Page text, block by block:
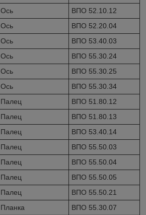
Ось
ВПО 52.10.12
Ось
ВПО 52.20.04
Ось
ВПО 53.40.03
Ось
ВПО 55.30.24
Ось
ВПО 55.30.25
Ось
ВПО 55.30.34
Палец
ВПО 51.80.12
Палец
ВПО 51.80.13
Палец
ВПО 53.40.14
Палец
ВПО 55.50.03
Палец
ВПО 55.50.04
Палец
ВПО 55.50.05
Палец
ВПО 55.50.21
Планка
ВПО 55.30.07